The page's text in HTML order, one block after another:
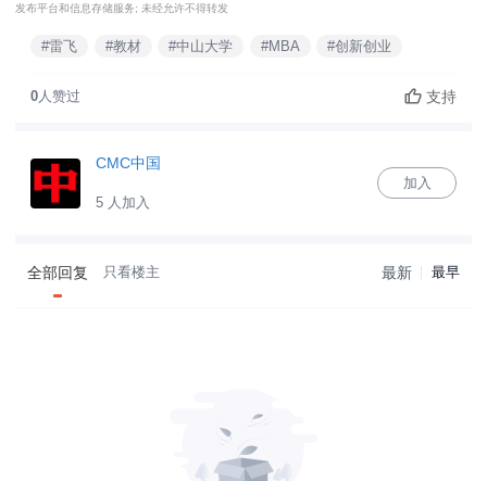
发布平台和信息存储服务; 未经允许不得转发
#雷飞 #教材 #中山大学 #MBA #创新创业
0人赞过 支持
CMC中国
5 人加入
加入
全部回复 只看楼主 最新 最早